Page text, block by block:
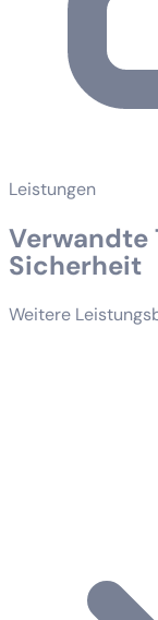
Leistungen
Verwandte
Sicherheit
Weitere